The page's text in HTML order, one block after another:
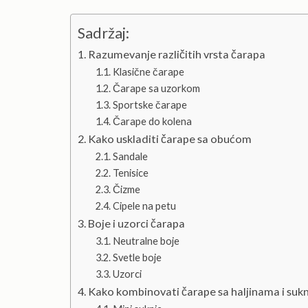
Sadržaj:
Razumevanje različitih vrsta čarapa
Klasične čarape
Čarape sa uzorkom
Sportske čarape
Čarape do kolena
Kako uskladiti čarape sa obućom
Sandale
Tenisice
Čizme
Cipele na petu
Boje i uzorci čarapa
Neutralne boje
Svetle boje
Uzorci
Kako kombinovati čarape sa haljinama i